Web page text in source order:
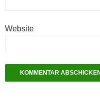
Website